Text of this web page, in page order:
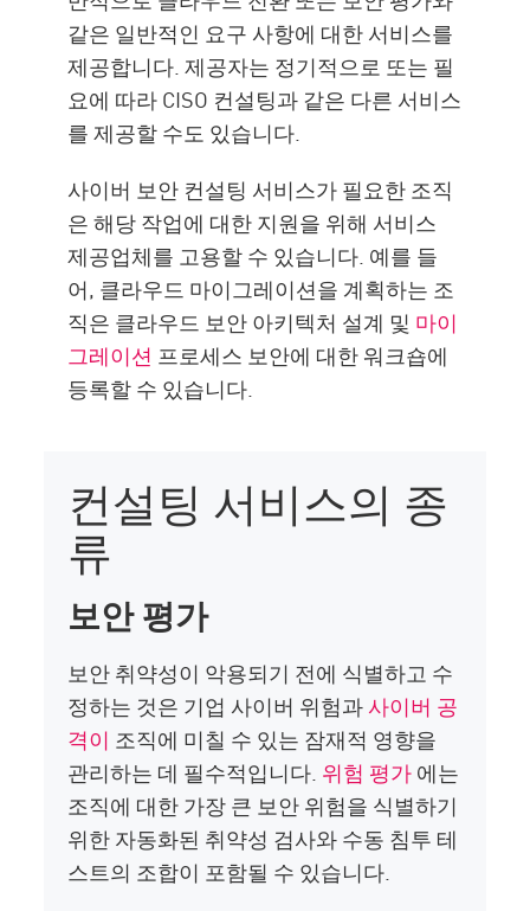
같은 일반적인 요구 사항에 대한 서비스를
제공합니다. 제공자는 정기적으로 또는 필
요에 따라 CISO 컨설팅과 같은 다른 서비스
를 제공할 수도 있습니다.
사이버 보안 컨설팅 서비스가 필요한 조직
은 해당 작업에 대한 지원을 위해 서비스
제공업체를 고용할 수 있습니다. 예를 들
어, 클라우드 마이그레이션을 계획하는 조
직은 클라우드 보안 아키텍처 설계 및 마이
그레이션 프로세스 보안에 대한 워크숍에
등록할 수 있습니다.
컨설팅 서비스의 종
류
보안 평가
보안 취약성이 악용되기 전에 식별하고 수
정하는 것은 기업 사이버 위험과사이버 공
격이 조직에 미칠 수 있는 잠재적 영향을
관리하는 데 필수적입니다. 위험 평가에는
조직에 대한 가장 큰 보안 위험을 식별하기
위한 자동화된 취약성 검사와 수동 침투 테
스트의 조합이 포함될 수 있습니다.